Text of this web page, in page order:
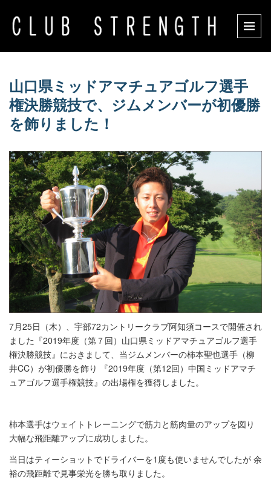
山口県ミッドアマチュアゴルフ選手
権決勝競技で、ジムメンバーが初優勝
を飾りました！
7月25日（木）、宇部72カントリークラブ阿知須コースで開催され
ました『2019年度（第７回）山口県ミッドアマチュアゴルフ選手
権決勝競技』におきまして、当ジムメンバーの柿本聖也選手（柳
井CC）が初優勝を飾り 『2019年度（第12回）中国ミッドアマチ
ュアゴルフ選手権競技』の出場権を獲得しました。
柿本選手はウェイトトレーニングで筋力と筋肉量のアップを図り
大幅な飛距離アップに成功しました。
当日はティーショットでドライバーを1度も使いませんでしたが 余
裕の飛距離で見事栄光を勝ち取りました。